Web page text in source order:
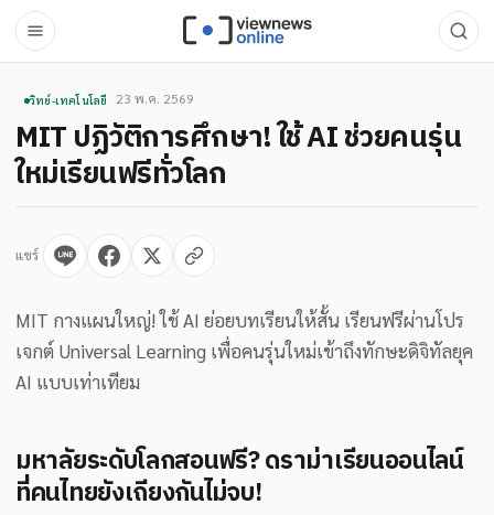
วิทย์-เทคโนโลยี 23 พ.ค. 2569
MIT ปฏิวัติการศึกษา! ใช้ AI ช่วยคนรุ่น
ใหม่เรียนฟรีทั่วโลก
แชร์
MIT กางแผนใหญ่! ใช้ AI ย่อยบทเรียนให้สั้น เรียนฟรีผ่านโปร
เจกต์ Universal Learning เพื่อคนรุ่นใหม่เข้าถึงทักษะดิจิทัลยุค
AI แบบเท่าเทียม
มหาลัยระดับโลกสอนฟรี? ดราม่าเรียนออนไลน์
ที่คนไทยยังเถียงกันไม่จบ!